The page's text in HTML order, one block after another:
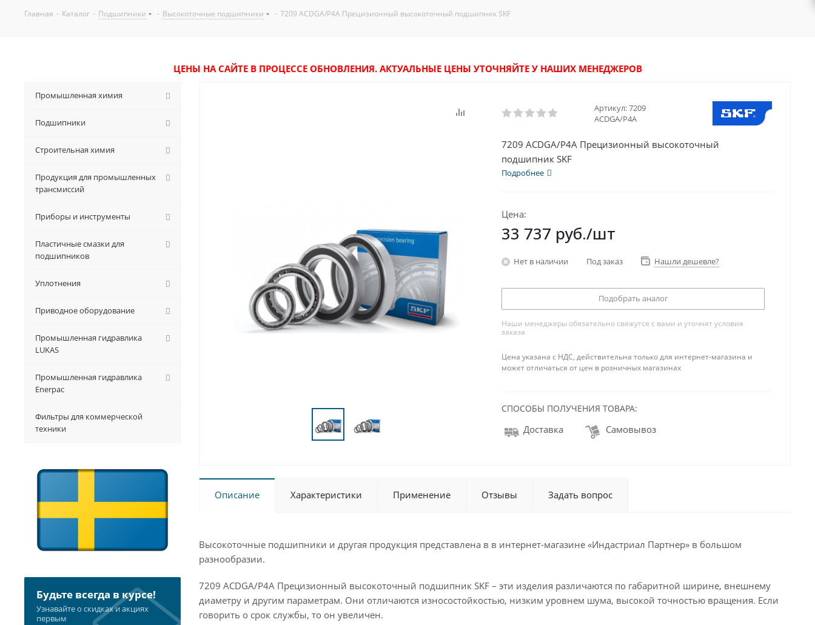
Главная - Каталог - Подшипники - Высокоточные подшипники - 7209 ACDGA/P4A Прецизионный высокоточный подшипник SKF
ЦЕНЫ НА САЙТЕ В ПРОЦЕССЕ ОБНОВЛЕНИЯ. АКТУАЛЬНЫЕ ЦЕНЫ УТОЧНЯЙТЕ У НАШИХ МЕНЕДЖЕРОВ
Артикул:7209
ACDGA/P4A
7209 ACDGA/P4A Прецизионный высокоточный
подшипник SKF
Подробнее
Цена:
33 737 руб./шт
Нет в наличии Под заказ Нашли дешевле?
Подобрать аналог
Наши менеджеры обязательно свяжутся с вами и уточнят условия
заказа
Цена указана с НДС, действительна только для интернет-магазина и
может отличаться от цен в розничных магазинах
СПОСОБЫ ПОЛУЧЕНИЯ ТОВАРА:
Доставка Самовывоз
Описание Характеристики Применение Отзывы Задать вопрос
Высокоточные подшипники и другая продукция представлена в в интернет-магазине «Индастриал Партнер» в большом
разнообразии.
7209 ACDGA/P4A Прецизионный высокоточный подшипник SKF – эти изделия различаются по габаритной ширине, внешнему
диаметру и другим параметрам. Они отличаются износостойкостью, низким уровнем шума, высокой точностью вращения. Если
говорить о срок службы, то он увеличен.
Промышленная химия
Подшипники
Строительная химия
Продукция для промышленных
трансмиссий
Приборы и инструменты
Пластичные смазки для
подшипников
Уплотнения
Приводное оборудование
Промышленная гидравлика
LUKAS
Промышленная гидравлика
Enerpac
Фильтры для коммерческой
техники
Будьте всегда в курсе!
Узнавайте о скидках и акциях
первым